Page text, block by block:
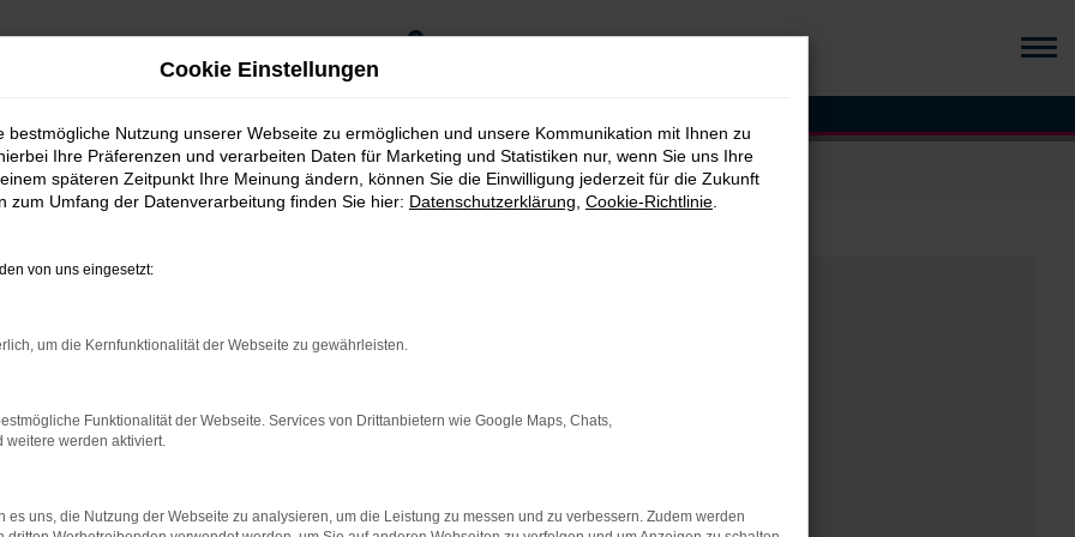
0
Cookie Einstellungen
bestmögliche Nutzung unserer Webseite zu ermöglichen und unsere Kommunikation mit Ihnen zu
Ihre Präferenzen und verarbeiten Daten für Marketing und Statistiken nur, wenn Sie uns Ihre
späteren Zeitpunkt Ihre Meinung ändern, können Sie die Einwilligung jederzeit für die Zukunft
zum Umfang der Datenverarbeitung finden Sie hier: Datenschutzerklärung Cookie-Richtlinie
von uns eingesetzt:
um die Kernfunktionalität der Webseite zu gewährleisten.
Funktionalität der Webseite. Services von Drittanbietern wie Google Maps, Chats,
weitere werden aktiviert.
es uns, die Nutzung der Webseite zu analysieren, um die Leistung zu messen und zu verbessern. Zudem werden